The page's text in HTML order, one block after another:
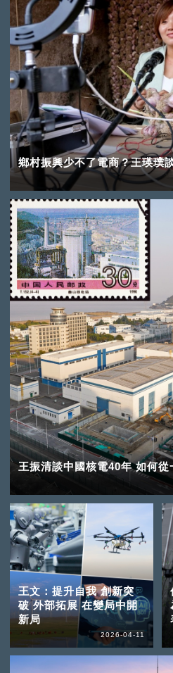
鄉村振興少不了電商？王瑛璞
王振清談中國核電40年 如何從
王文：提升自我 創新突
破 外部拓展 在變局中開
新局
2026-04-11